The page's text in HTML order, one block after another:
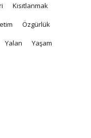
Kısıtlanmak
Özgürlük
Yalan Yaşam